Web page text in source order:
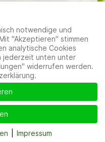
|Cookie-
notwendige und
"Akzeptieren" stimmen
analytische Cookies
jederzeit unten unter
widerrufen werden.
Impressum